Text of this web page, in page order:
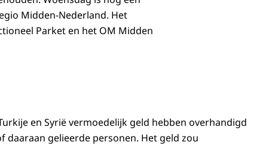
Midden-Nederland. Het
Parket en het OM Midden
en Syrië vermoedelijk geld hebben overhandigd
daaraan gelieerde personen. Het geld zou